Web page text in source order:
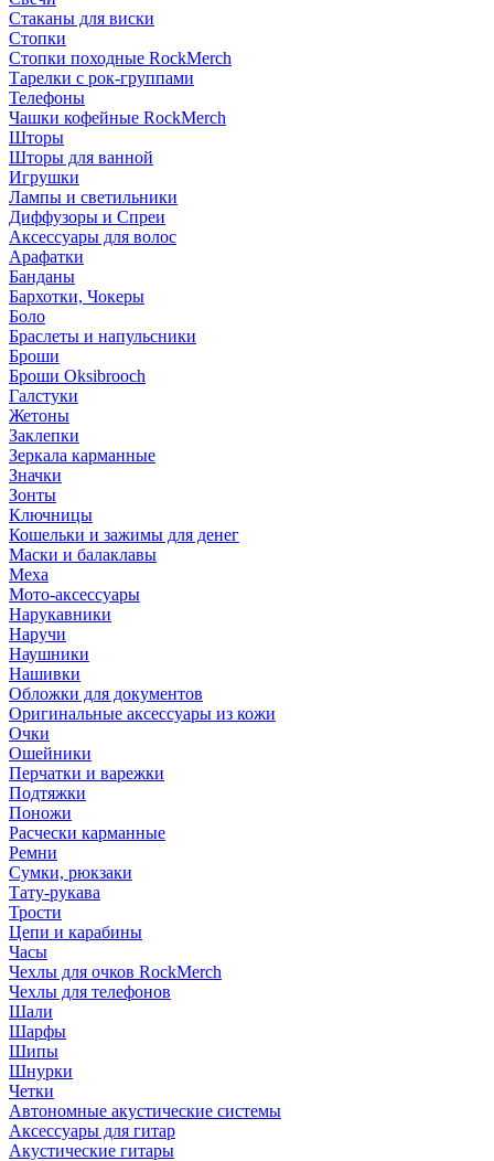
Стаканы для виски
Стопки
Стопки походные RockMerch
Тарелки с рок-группами
Телефоны
Чашки кофейные RockMerch
Шторы
Шторы для ванной
Игрушки
Лампы и светильники
Диффузоры и Спреи
Аксессуары для волос
Арафатки
Банданы
Бархотки, Чокеры
Боло
Браслеты и напульсники
Броши
Броши Oksibrooch
Галстуки
Жетоны
Заклепки
Зеркала карманные
Значки
Зонты
Ключницы
Кошельки и зажимы для денег
Маски и балаклавы
Меха
Мото-аксессуары
Нарукавники
Наручи
Наушники
Нашивки
Обложки для документов
Оригинальные аксессуары из кожи
Очки
Ошейники
Перчатки и варежки
Подтяжки
Поножи
Расчески карманные
Ремни
Сумки, рюкзаки
Тату-рукава
Трости
Цепи и карабины
Часы
Чехлы для очков RockMerch
Чехлы для телефонов
Шали
Шарфы
Шипы
Шнурки
Четки
Автономные акустические системы
Аксессуары для гитар
Акустические гитары